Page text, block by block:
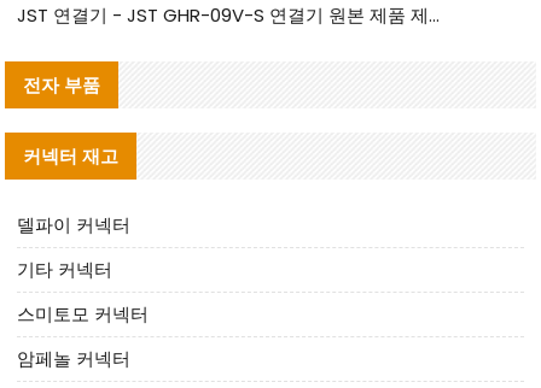
JST 연결기 - JST GHR-09V-S 연결기 원본 제품 제공 | 대체품 제공
전자 부품
커넥터 재고
델파이 커넥터
기타 커넥터
스미토모 커넥터
암페놀 커넥터